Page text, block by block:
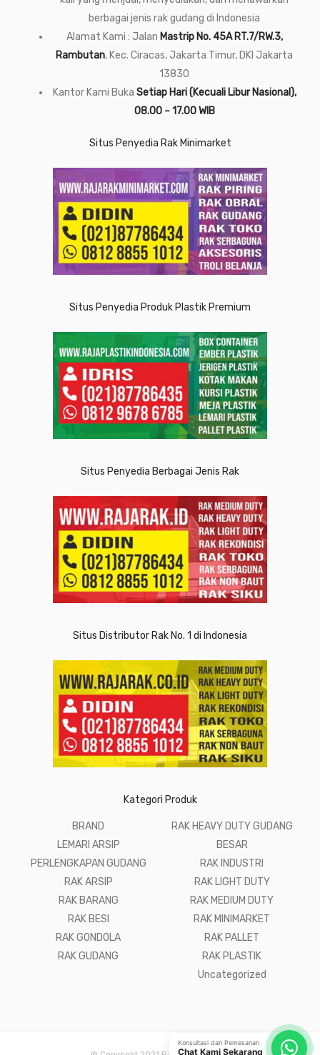
berbagai jenis rak gudang di Indonesia
Alamat Kami : Jalan Mastrip No. 45A RT.7/RW.3,
Rambutan, Kec. Ciracas, Jakarta Timur, DKI Jakarta
13830
Kantor Kami Buka Setiap Hari (Kecuali Libur Nasional),
08.00 – 17.00 WIB
Situs Penyedia Rak Minimarket
Situs Penyedia Produk Plastik Premium
Situs Penyedia Berbagai Jenis Rak
Situs Distributor Rak No. 1 di Indonesia
Kategori Produk
BRAND
LEMARI ARSIP
PERLENGKAPAN GUDANG
RAK ARSIP
RAK BARANG
RAK BESI
RAK GONDOLA
RAK GUDANG
RAK HEAVY DUTY GUDANG
BESAR
RAK INDUSTRI
RAK LIGHT DUTY
RAK MEDIUM DUTY
RAK MINIMARKET
RAK PALLET
RAK PLASTIK
Uncategorized
Konsultasi dan Pemesanan
Chat Kami Sekarang